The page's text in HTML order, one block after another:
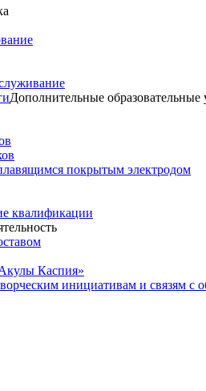
Дополнительные образовательные
покрытым электродом
квалификации
Каспия»
инициативам и связям